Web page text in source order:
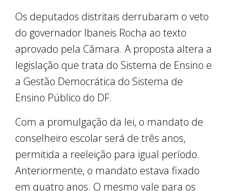
Os deputados distritais derrubaram o veto
do governador Ibaneis Rocha ao texto
aprovado pela Câmara. A proposta altera a
legislação que trata do Sistema de Ensino e
a Gestão Democrática do Sistema de
Ensino Público do DF.
Com a promulgação da lei, o mandato de
conselheiro escolar será de três anos,
permitida a reeleição para igual período.
Anteriormente, o mandato estava fixado
em quatro anos. O mesmo vale para os